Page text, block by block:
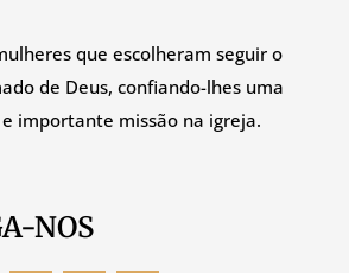
que escolheram seguir o
de Deus, confiando-lhes uma
importante missão na igreja.
NOS